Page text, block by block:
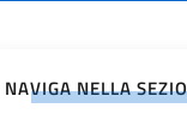
NAVIGA NELLA